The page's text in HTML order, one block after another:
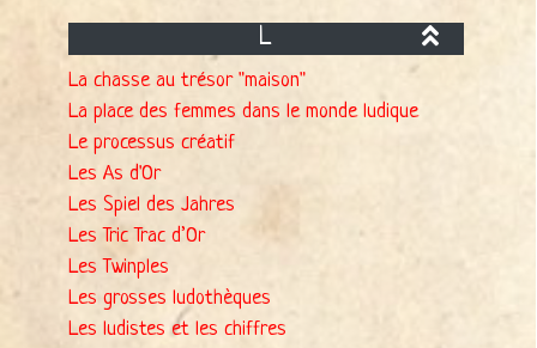
L
La chasse au trésor "maison"
La place des femmes dans le monde ludique
Le processus créatif
Les As d'Or
Les Spiel des Jahres
Les Tric Trac d’Or
Les Twinples
Les grosses ludothèques
Les ludistes et les chiffres